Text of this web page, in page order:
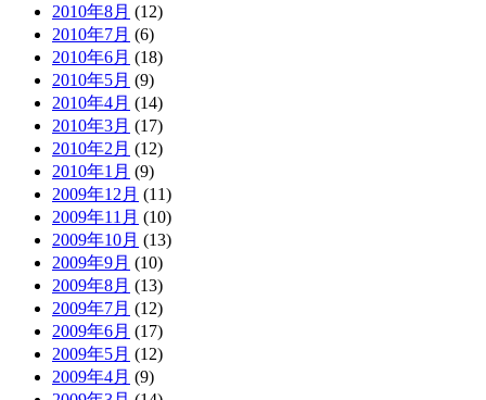
2010年8月 (12)
2010年7月 (6)
2010年6月 (18)
2010年5月 (9)
2010年4月 (14)
2010年3月 (17)
2010年2月 (12)
2010年1月 (9)
2009年12月 (11)
2009年11月 (10)
2009年10月 (13)
2009年9月 (10)
2009年8月 (13)
2009年7月 (12)
2009年6月 (17)
2009年5月 (12)
2009年4月 (9)